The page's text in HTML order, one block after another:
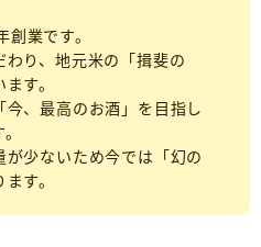
業です。
り、地元米の「揖斐の
す。
、最高のお酒」を目指し
少ないため今では「幻の
す。